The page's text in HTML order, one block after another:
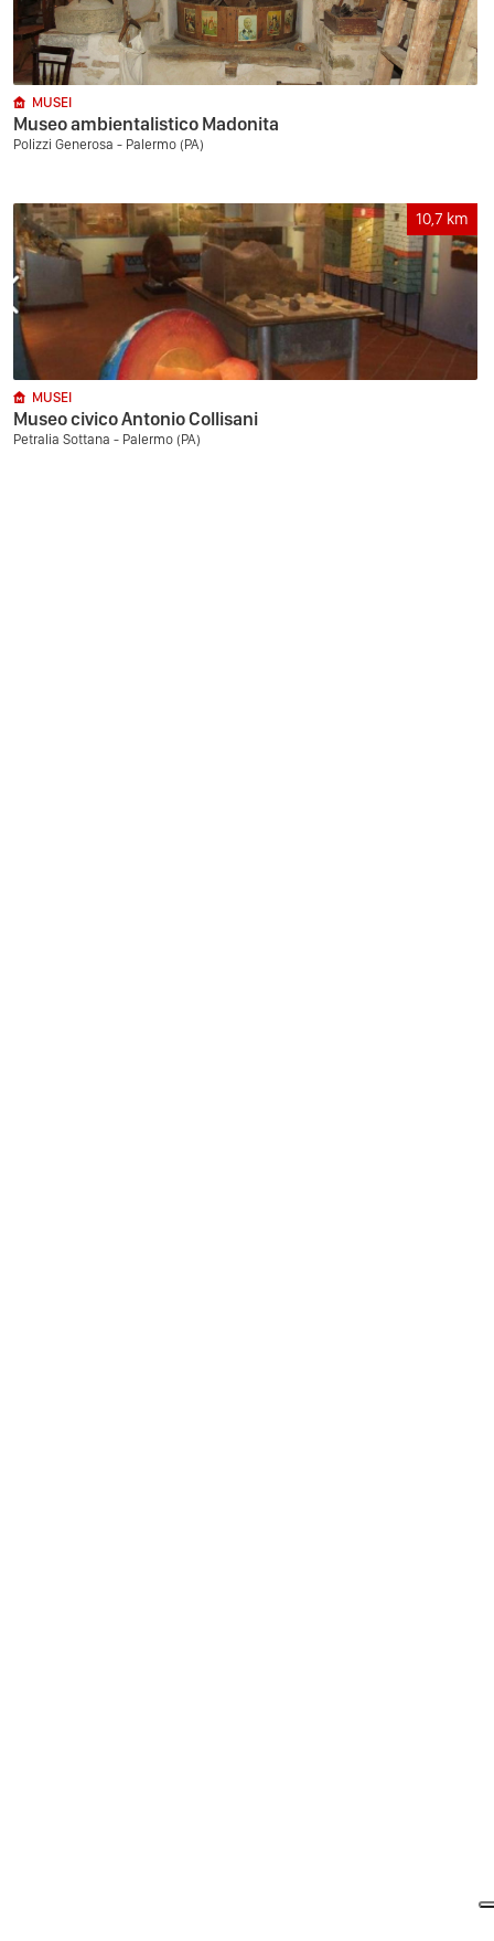
MUSEI
Museo ambientalistico Madonita
Polizzi Generosa - Palermo (PA)
10,7 km
MUSEI
Museo civico Antonio Collisani
Petralia Sottana - Palermo (PA)